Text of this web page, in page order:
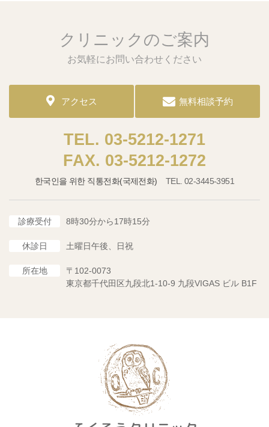
クリニックのご案内
お気軽にお問い合わせください
アクセス 無料相談予約
03-5212-1271
03-5212-1272
한국인을 위한 직통전화(국제전화) 02-3445-3951
診療受付 8時30分から17時15分
休診日 土曜日午後、日祝
所在地
〒102-0073
東京都千代田区九段北1-10-9 九段VIGAS ビル B1F